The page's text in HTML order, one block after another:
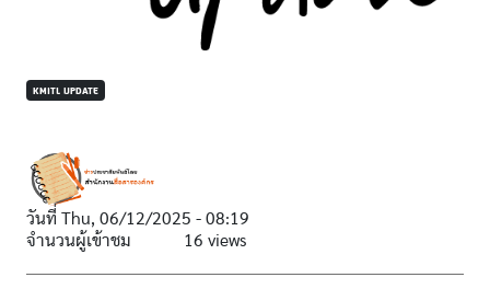
KMITL UPDATE
วันที่ Thu, 06/12/2025 - 08:19
จำนวนผู้เข้าชม
16 views